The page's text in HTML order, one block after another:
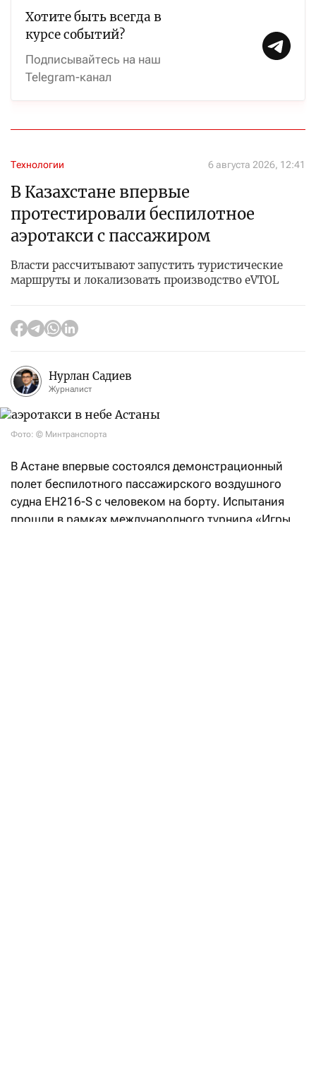
Хотите быть всегда в
курсе событий?
Подписывайтесь на наш
Telegram-канал
Технологии 6 августа 2026, 12:41
В Казахстане впервые
протестировали беспилотное
аэротакси с пассажиром
Власти рассчитывают запустить туристические
маршруты и локализовать производство eVTOL
Нурлан Садиев
Журналист
Фото: © Минтранспорта
В Астане впервые состоялся демонстрационный
полет беспилотного пассажирского воздушного
судна EH216-S с человеком на борту. Испытания
прошли в рамках международного турнира «Игры